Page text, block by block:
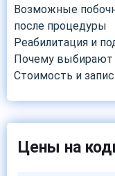
Возможные
после процедуры
Реабилитация и
Почему выбирают
Стоимость и
Цены на